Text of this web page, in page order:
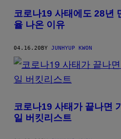
코로나19 사태에도 28년
율 나온 이유
04.16.20BY JUNHYUP KWON
코로나19 사태가 끝나면
일 버킷리스트